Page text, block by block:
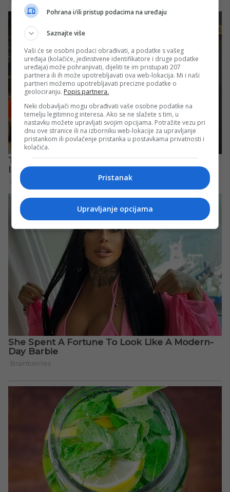
Pohrana i/ili pristup podacima na uređaju
Saznajte više
Vaši će se osobni podaci obrađivati, a podatke s vašeg
uređaja (kolačiće, jedinstvene identifikatore i druge podatke
uređaja) može pohranjivati, dijeliti te im pristupati 207
partnera ili ih može upotrebljavati ova web-lokacija. Mi i naši
partneri možemo upotrebljavati precizne podatke o
geolociranju. Popis partnera.
Neki dobavljači mogu obrađivati vaše osobne podatke na
temelju legitimnog interesa. Ako se ne slažete s tim, u
nastavku možete upravljati svojim opcijama. Potražite vezu pri
dnu ove stranice ili na izborniku web-lokacije za upravljanje
pristankom ili povlačenje pristanka u postavkama privatnosti i
kolačića.
Pristanak
Upravljanje opcijama